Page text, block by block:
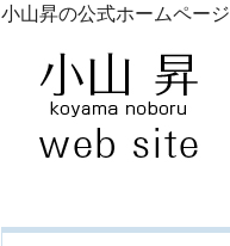
小山昇の公式ホームページ